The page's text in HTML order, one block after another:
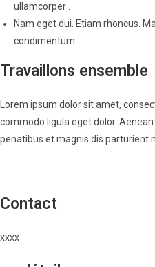
ullamcorper .
Nam eget dui. Etiam rhoncus.
condimentum.
Travaillons ensemble
Lorem ipsum dolor sit amet,
commodo ligula eget dolor.
penatibus et magnis dis parturient
Contact
xxxx